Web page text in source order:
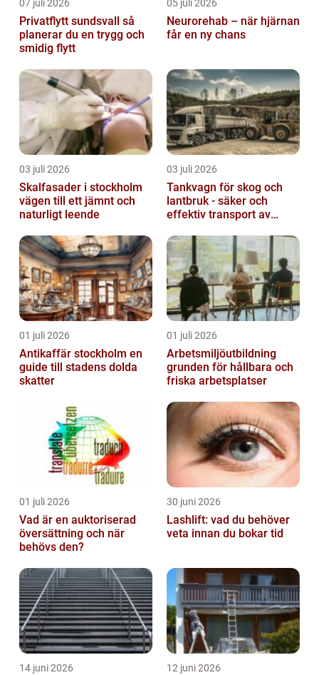
07 juli 2026
Privatflytt sundsvall så
planerar du en trygg och
smidig flytt
05 juli 2026
Neurorehab – när hjärnan
får en ny chans
03 juli 2026
Skalfasader i stockholm
vägen till ett jämnt och
naturligt leende
03 juli 2026
Tankvagn för skog och
lantbruk - säker och
effektiv transport av
01 juli 2026
Antikaffär stockholm en
guide till stadens dolda
skatter
01 juli 2026
Arbetsmiljöutbildning
grunden för hållbara och
friska arbetsplatser
01 juli 2026
Vad är en auktoriserad
översättning och när
behövs den?
30 juni 2026
Lashlift: vad du behöver
veta innan du bokar tid
14 juni 2026 12 juni 2026